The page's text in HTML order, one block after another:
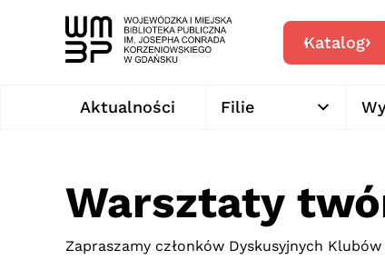
Katalog
Aktualności Filie
Warsztaty
Zapraszamy członków Dyskusyjnych